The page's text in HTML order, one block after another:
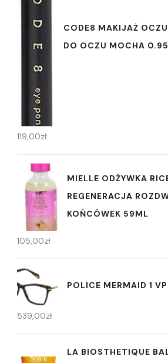
CODE8 MAKIJAŻ
DO OCZU MOCHA
119,00zł
MIELLE ODŻYWKA
REGENERACJA
KOŃCÓWEK 59ML
105,00zł
POLICE MERMAID 1
539,00zł
LA BIOSTHETIQUE